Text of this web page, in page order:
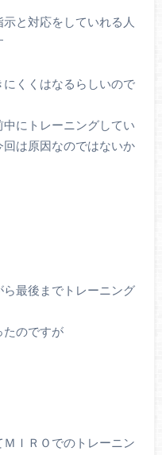
と対応をしていれる人
くくはなるらしいので
にトレーニングしてい
は原因なのではないか
最後までトレーニング
たのですが
ＩＲＯでのトレーニン